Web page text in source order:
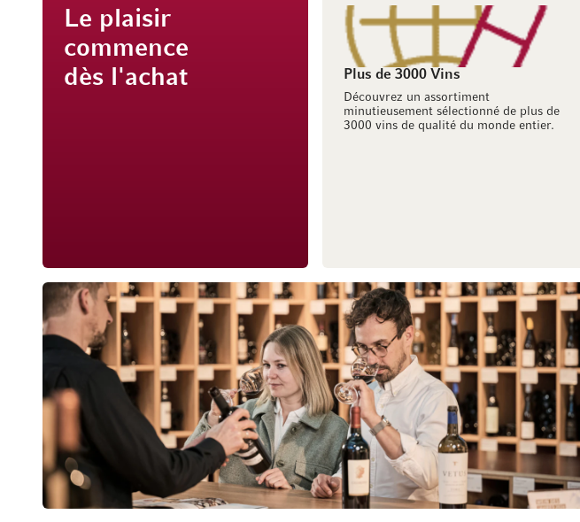
Le plaisir
commence
dès l'achat
Plus de 3000 Vins
Découvrez un assortiment
minutieusement sélectionné de plus de
3000 vins de qualité du monde entier.